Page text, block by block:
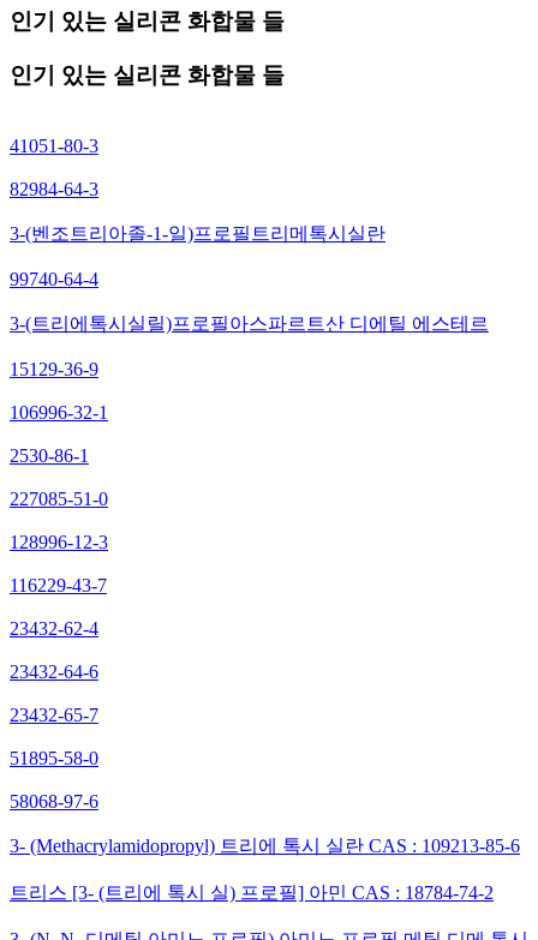
인기 있는 실리콘 화합물 들
인기 있는 실리콘 화합물 들
41051-80-3
82984-64-3
3-(벤조트리아졸-1-일)프로필트리메톡시실란
99740-64-4
3-(트리에톡시실릴)프로필아스파르트산 디에틸 에스테르
15129-36-9
106996-32-1
2530-86-1
227085-51-0
128996-12-3
116229-43-7
23432-62-4
23432-64-6
23432-65-7
51895-58-0
58068-97-6
3- (Methacrylamidopropyl) 트리에 톡시 실란 CAS : 109213-85-6
트리스 [3- (트리에 톡시 실) 프로필] 아민 CAS : 18784-74-2